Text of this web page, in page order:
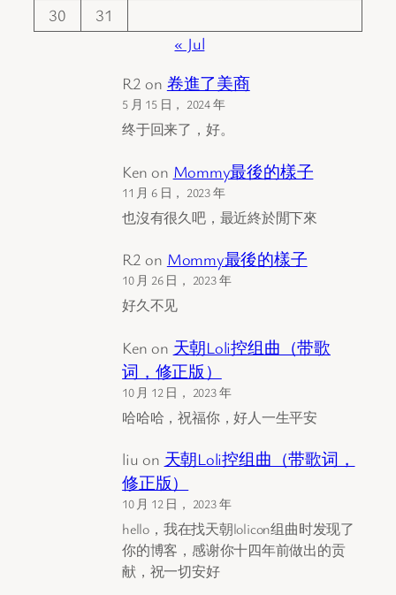
30
31
« Jul
R2 on 卷進了美商
5 月 15 日， 2024 年
终于回来了，好。
Ken on Mommy最後的樣子
11 月 6 日， 2023 年
也沒有很久吧，最近終於閒下來
R2 on Mommy最後的樣子
10 月 26 日， 2023 年
好久不见
Ken on 天朝Loli控组曲（带歌
词，修正版）
10 月 12 日， 2023 年
哈哈哈，祝福你，好人一生平安
liu on 天朝Loli控组曲（带歌词，
修正版）
10 月 12 日， 2023 年
hello，我在找天朝lolicon组曲时发现了
你的博客，感谢你十四年前做出的贡
献，祝一切安好